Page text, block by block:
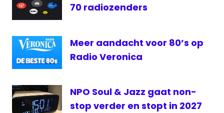
online
The
Media
Exchange
70 radiozenders
Meer aandacht voor 80’s op
Radio Veronica
NPO Soul & Jazz gaat non-
stop verder en stopt in 2027